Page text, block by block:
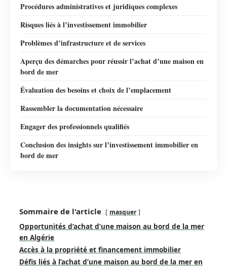
Procédures administratives et juridiques complexes
Risques liés à l’investissement immobilier
Problèmes d’infrastructure et de services
Aperçu des démarches pour réussir l’achat d’une maison en
bord de mer
Évaluation des besoins et choix de l’emplacement
Rassembler la documentation nécessaire
Engager des professionnels qualifiés
Conclusion des insights sur l’investissement immobilier en
bord de mer
Sommaire de l'article masquer
Opportunités d’achat d’une maison au bord de la mer
en Algérie
Accès à la propriété et financement immobilier
Défis liés à l’achat d’une maison au bord de la mer en